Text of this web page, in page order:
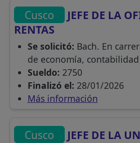
Cusco
JEFE DE LA
RENTAS
Se solicitó: Bach. En
de economía,
Sueldo: 2750
Finalizó el: 28/01/2026
Más información
Cusco
JEFE DE LA